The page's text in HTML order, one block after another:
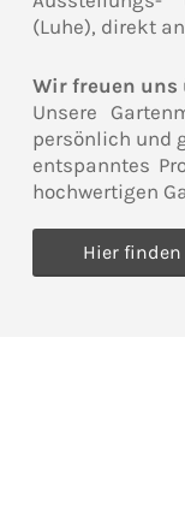
(Luhe), direkt
Wir freuen uns
Unsere
persönlich und
entspanntes
hochwertigen
Hier